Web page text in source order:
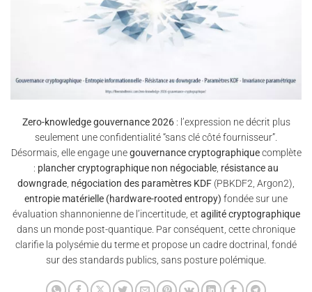
Zero-knowledge gouvernance 2026: l’expression ne décrit plus
seulement une confidentialité “sans clé côté fournisseur”.
Désormais, elle engage unegouvernance cryptographiquecomplète
: plancher cryptographique non négociable résistance au
downgrade négociation des paramètres KDF (PBKDF2, Argon2),
entropie matérielle (hardware-rooted entropy) fondée sur une
évaluation shannonienne de l’incertitude, et agilité cryptographique
dans un monde post-quantique. Par conséquent, cette chronique
clarifie la polysémie du terme et propose un cadre doctrinal, fondé
sur des standards publics, sans posture polémique.